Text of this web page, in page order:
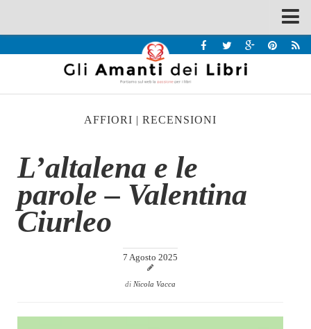
Recensioni
Interviste & Incontri
Chi siamo
Contatti
Eventi
AFFIORI | RECENSIONI
L’altalena e le
parole – Valentina
Ciurleo
7 Agosto 2025
di Nicola Vacca